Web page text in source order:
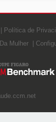
Política de
Mulher